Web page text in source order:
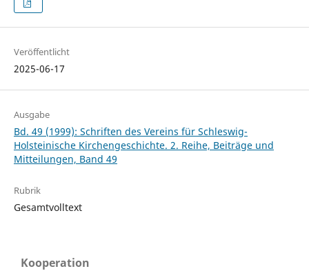
Veröffentlicht
2025-06-17
Ausgabe
Bd. 49 (1999): Schriften des Vereins für Schleswig-
Holsteinische Kirchengeschichte. 2. Reihe, Beiträge und
Mitteilungen, Band 49
Rubrik
Gesamtvolltext
Kooperation